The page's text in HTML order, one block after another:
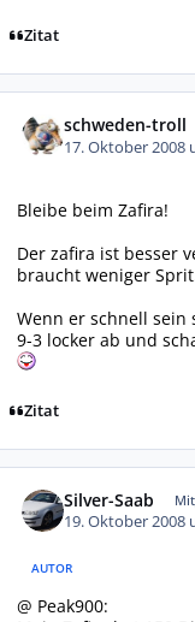
Zitat
schweden-troll
17. Oktober 2008
Bleibe beim Zafira!
Der zafira ist besser
braucht weniger
Wenn er schnell sein
9-3 locker ab und
Zitat
Silver-Saab
19. Oktober 2008
AUTOR
@ Peak900: